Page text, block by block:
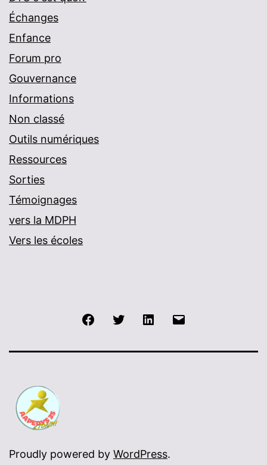
Échanges
Enfance
Forum pro
Gouvernance
Informations
Non classé
Outils numériques
Ressources
Sorties
Témoignages
vers la MDPH
Vers les écoles
FacebookTwitter LinkedIn
Proudly powered by WordPress.